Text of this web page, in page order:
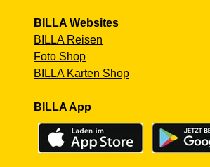
BILLA Websites
BILLA Reisen
Foto Shop
BILLA Karten Shop
BILLA App